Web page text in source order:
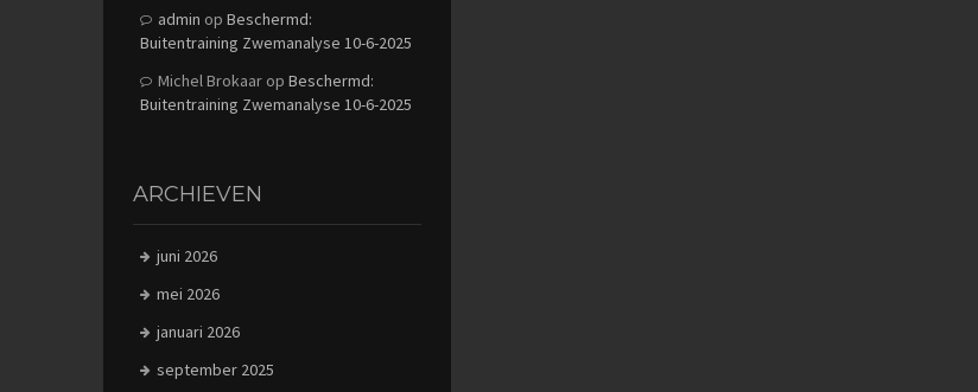
admin op Beschermd:
Buitentraining Zwemanalyse 10-6-2025
Michel Brokaar op Beschermd:
Buitentraining Zwemanalyse 10-6-2025
ARCHIEVEN
juni 2026
mei 2026
januari 2026
september 2025